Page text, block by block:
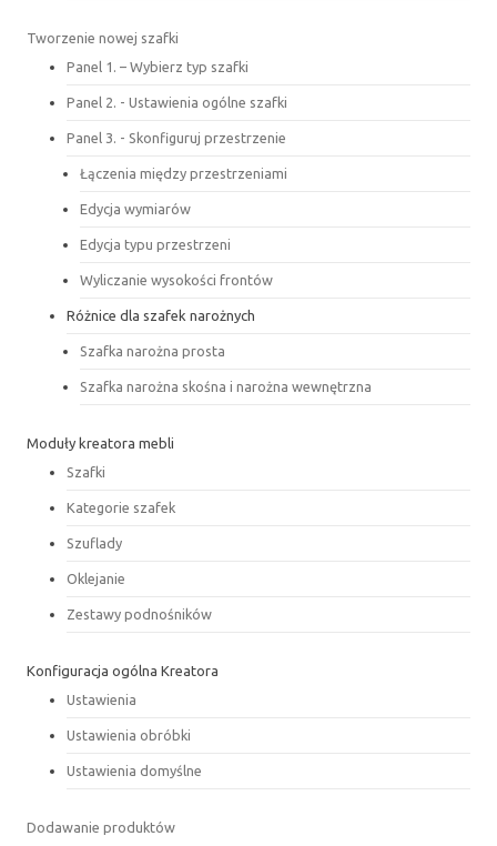
Tworzenie nowej szafki
Panel 1. – Wybierz typ szafki
Panel 2. - Ustawienia ogólne szafki
Panel 3. - Skonfiguruj przestrzenie
Łączenia między przestrzeniami
Edycja wymiarów
Edycja typu przestrzeni
Wyliczanie wysokości frontów
Różnice dla szafek narożnych
Szafka narożna prosta
Szafka narożna skośna i narożna wewnętrzna
Moduły kreatora mebli
Szafki
Kategorie szafek
Szuflady
Oklejanie
Zestawy podnośników
Konfiguracja ogólna Kreatora
Ustawienia
Ustawienia obróbki
Ustawienia domyślne
Dodawanie produktów